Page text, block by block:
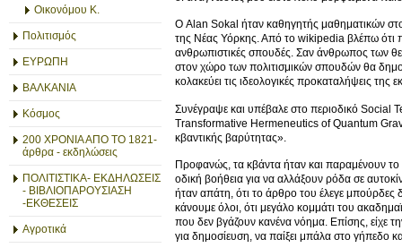
Οικονόμου Κ.
Πολιτισμός
ΕΥΡΩΠΗ
ΒΑΛΚΑΝΙΑ
Κόσμος
200 ΧΡΟΝΙΑ ΑΠΟ ΤΟ 1821-
άρθρα - εκδηλώσεις
ΠΟΛΙΤΙΣΤΙΚΑ- ΕΚΔΗΛΩΣΕΙΣ
- ΒΙΒΛΙΟΠΑΡΟΥΣΙΑΣΗ
-ΕΚΘΕΣΕΙΣ
Αγροτικά
Ο Alan Sokal ήταν καθηγητής μαθηματικών στο
της Νέας Υόρκης. Από το wikipedia βλέπω ότι
ανθρωπιστικές σπουδές. Σαν άνθρωπος των
στον χώρο των πολιτισμικών σπουδών θα
κολακεύει τις ιδεολογικές προκαταλήψεις της
Συνέγραψε και υπέβαλε στο περιοδικό Social
Transformative Hermeneutics of Quantum
κβαντικής βαρύτητας».
Προφανώς, τα κβάντα ήταν και παραμένουν το
οδική βοήθεια για να αλλάξουν ρόδα σε
ήταν απάτη, ότι το άρθρο του έλεγε
κάνουμε όλοι, ότι μεγάλο κομμάτι του
που δεν βγάζουν κανένα νόημα. Επίσης, είχε
για δημοσίευση, να παίξει μπάλα στο γήπεδο